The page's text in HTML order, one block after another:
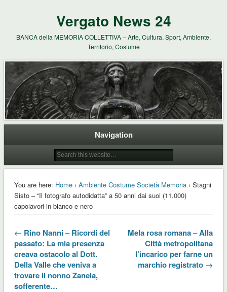
Vergato News 24
BANCA della MEMORIA COLLETTIVA – Arte, Cultura, Sport, Ambiente,
Territorio, Costume
Navigation
You are here: Home› Ambiente Costume Società Memoria› Stagni
Sisto – “Il fotografo autodidatta” a 50 anni dai suoi (11.000)
capolavori in bianco e nero
← Rino Nanni – Ricordi del
passato: La mia presenza
creava ostacolo al Dott.
Della Valle che veniva a
trovare il nonno Zanela,
sofferente…
Mela rosa romana – Alla
Città metropolitana
l’incarico per farne un
marchio registrato →